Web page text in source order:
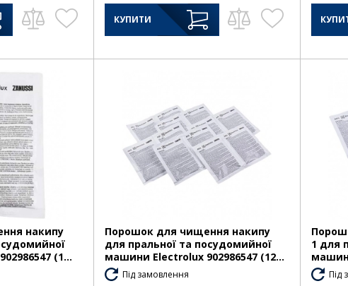
КУПИТИ
накипу
(1...
Порошок для чищення накипу
для пральної та посудомийної
машини Electrolux 902986547 (12...
Під замовлення
1 для
машин
Під